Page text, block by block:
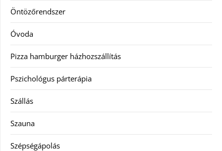
Öntözőrendszer
Óvoda
Pizza hamburger házhozszállítás
Pszichológus párterápia
Szállás
Szauna
Szépségápolás